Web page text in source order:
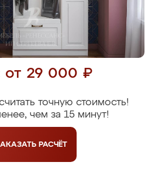
от 29 000 ₽
точную стоимость!
чем за 15 минут!
РАСЧЁТ